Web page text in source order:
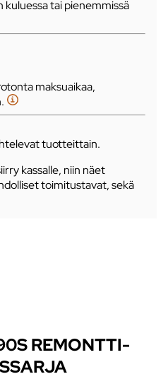
kuluessa tai pienemmissä
maksuaikaa,
tuotteittain.
kassalle, niin näet
toimitustavat, sekä
REMONTTI-